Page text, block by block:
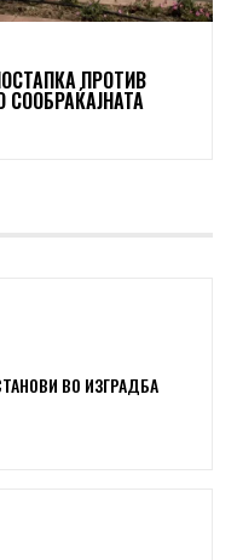
ПРОТИВ
ВО ИЗГРАДБА